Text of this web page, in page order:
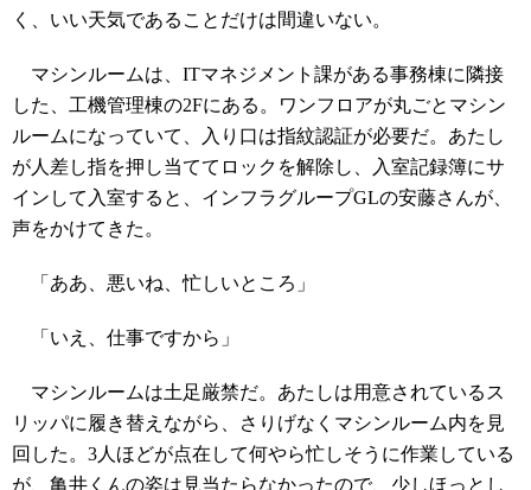
く、いい天気であることだけは間違いない。
マシンルームは、ITマネジメント課がある事務棟に隣接
した、工機管理棟の2Fにある。ワンフロアが丸ごとマシン
ルームになっていて、入り口は指紋認証が必要だ。あたし
が人差し指を押し当ててロックを解除し、入室記録簿にサ
インして入室すると、インフラグループGLの安藤さんが、
声をかけてきた。
「ああ、悪いね、忙しいところ」
「いえ、仕事ですから」
マシンルームは土足厳禁だ。あたしは用意されているス
リッパに履き替えながら、さりげなくマシンルーム内を見
回した。3人ほどが点在して何やら忙しそうに作業している
が、亀井くんの姿は見当たらなかったので、少しほっとし